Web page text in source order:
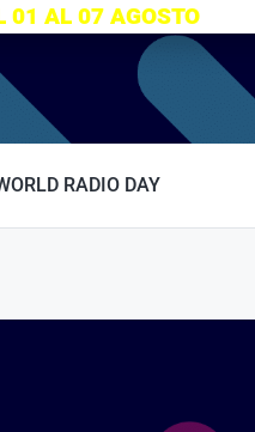
RADIO DAY
01 AL 07 AGOSTO